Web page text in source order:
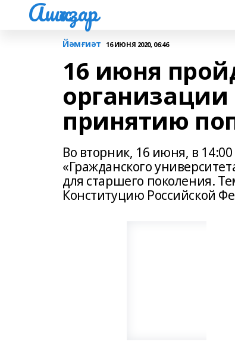
Ашҡаҙар
Йәмғиәт 16 ИЮНЯ 2020, 06:46
16 июня
организации
принятию
Во вторник, 16 июня, в
«Гражданского
для старшего поколения.
Конституцию Российской